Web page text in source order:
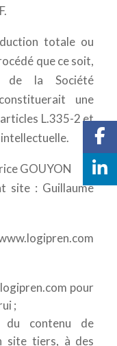
totale ou
que ce soit,
de la Société
une
L.335-2 et
GOUYON
site : Guillaume
pour
;
contenu de
site tiers, à des